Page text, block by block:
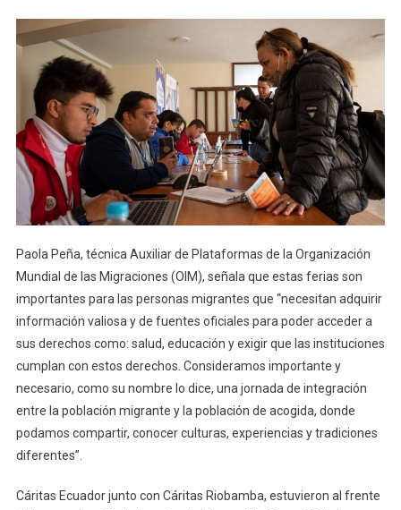
Paola Peña, técnica Auxiliar de Plataformas de la Organización
Mundial de las Migraciones (OIM), señala que estas ferias son
importantes para las personas migrantes que “necesitan adquirir
información valiosa y de fuentes oficiales para poder acceder a
sus derechos como: salud, educación y exigir que las instituciones
cumplan con estos derechos. Consideramos importante y
necesario, como su nombre lo dice, una jornada de integración
entre la población migrante y la población de acogida, donde
podamos compartir, conocer culturas, experiencias y tradiciones
diferentes”.
Cáritas Ecuador junto con Cáritas Riobamba, estuvieron al frente